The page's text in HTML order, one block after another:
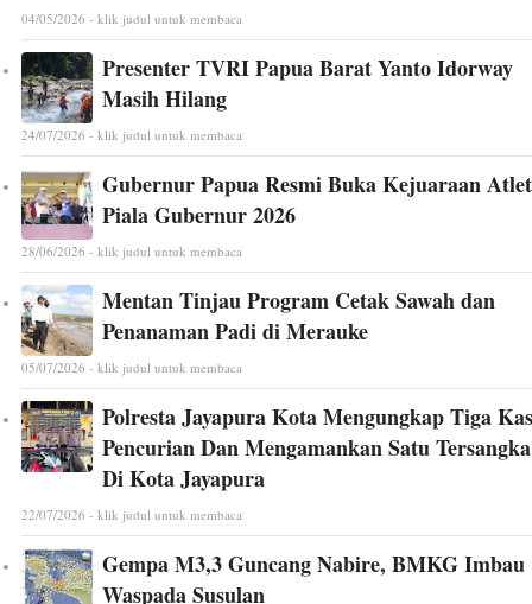
04/05/2026 - klik judul untuk membaca
Presenter TVRI Papua Barat Yanto Idorway
Masih Hilang
24/07/2026 - klik judul untuk membaca
Gubernur Papua Resmi Buka Kejuaraan
Piala Gubernur 2026
28/06/2026 - klik judul untuk membaca
Mentan Tinjau Program Cetak Sawah dan
Penanaman Padi di Merauke
05/07/2026 - klik judul untuk membaca
Polresta Jayapura Kota Mengungkap Tiga
Pencurian Dan Mengamankan Satu Tersangka
Di Kota Jayapura
22/07/2026 - klik judul untuk membaca
Gempa M3,3 Guncang Nabire, BMKG Imbau
Waspada Susulan